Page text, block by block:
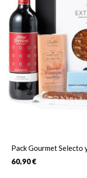
Pack Gourmet Selecto
60,90 €